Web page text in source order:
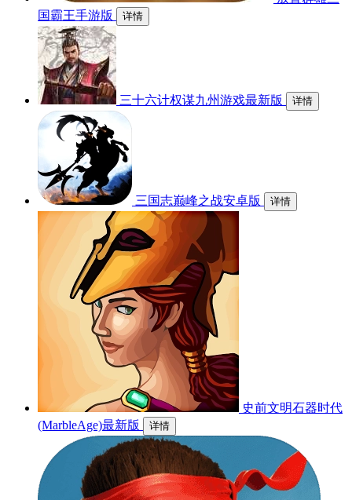
国霸王手游版
详情
三十六计权谋九州游戏最新版 详情
三国志巅峰之战安卓版 详情
史前文明石器时代
(MarbleAge)最新版
详情